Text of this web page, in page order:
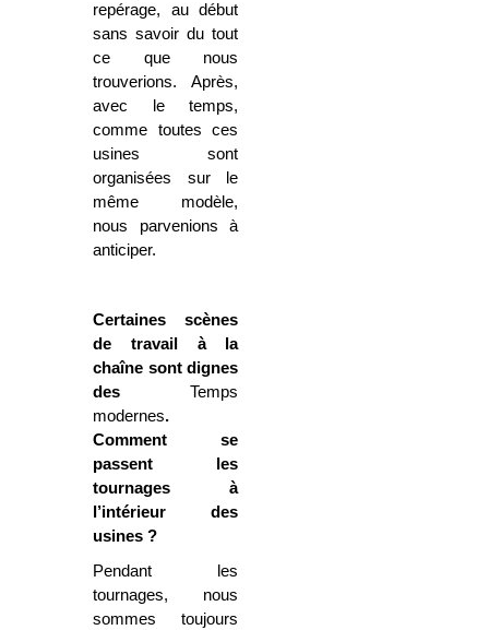
repérage, au début
sans savoir du tout
ce que nous
trouverions. Après,
avec le temps,
comme toutes ces
usines sont
organisées sur le
même modèle,
nous parvenions à
anticiper.
Certaines scènes
de travail à la
chaîne sont dignes
desTemps
modernes.
Comment se
passent les
tournages à
l’intérieur des
usines ?
Pendant les
tournages, nous
sommes toujours